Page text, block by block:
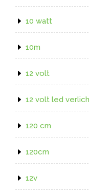
10 watt
10m
12 volt
12 volt led
120 cm
120cm
12v